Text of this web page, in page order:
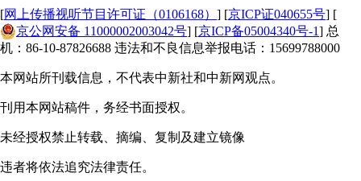
[网上传播视听节目许可证（0106168） ] [京ICP证040655号] [
京公网安备 11000002003042号] [京ICP备05004340号-1] 总
机：86-10-87826688 违法和不良信息举报电话：15699788000
本网站所刊载信息，不代表中新社和中新网观点。
刊用本网站稿件，务经书面授权。
未经授权禁止转载、摘编、复制及建立镜像
违者将依法追究法律责任。